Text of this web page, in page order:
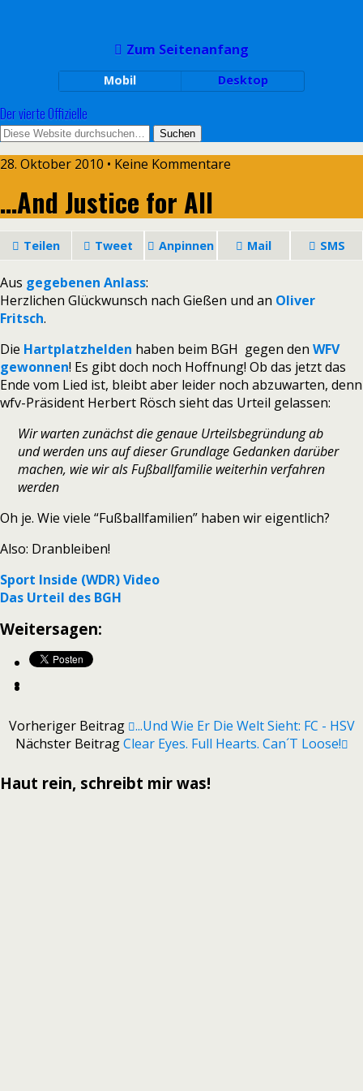
Zum Seitenanfang
Mobil Desktop
Der vierte Offizielle
28. Oktober 2010 • Keine Kommentare
…And Justice for All
Teilen Tweet Anpinnen Mail SMS
Aus gegebenen Anlass:
Herzlichen Glückwunsch nach Gießen und an Oliver
Fritsch.
Die Hartplatzhelden haben beim BGH gegen den WFV
gewonnen! Es gibt doch noch Hoffnung! Ob das jetzt das
Ende vom Lied ist, bleibt aber leider noch abzuwarten, denn
wfv-Präsident Herbert Rösch sieht das Urteil gelassen:
Wir warten zunächst die genaue Urteilsbegründung ab
und werden uns auf dieser Grundlage Gedanken darüber
machen, wie wir als Fußballfamilie weiterhin verfahren
werden
Oh je. Wie viele “Fußballfamilien” haben wir eigentlich?
Also: Dranbleiben!
Sport Inside (WDR) Video
Das Urteil des BGH
Weitersagen:
Vorheriger Beitrag ...und Wie Er Die Welt Sieht: FC - HSV
Nächster BeitragClear Eyes. Full Hearts. Can´t Loose!
Haut rein, schreibt mir was!